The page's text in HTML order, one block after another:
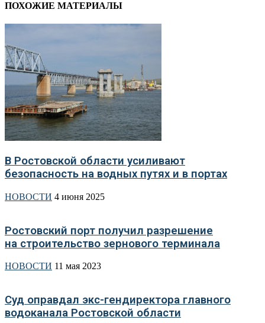
ПОХОЖИЕ МАТЕРИАЛЫ
В Ростовской области усиливают
безопасность на водных путях и в портах
НОВОСТИ 4 июня 2025
Ростовский порт получил разрешение
на строительство зернового терминала
НОВОСТИ 11 мая 2023
Суд оправдал экс-гендиректора главного
водоканала Ростовской области